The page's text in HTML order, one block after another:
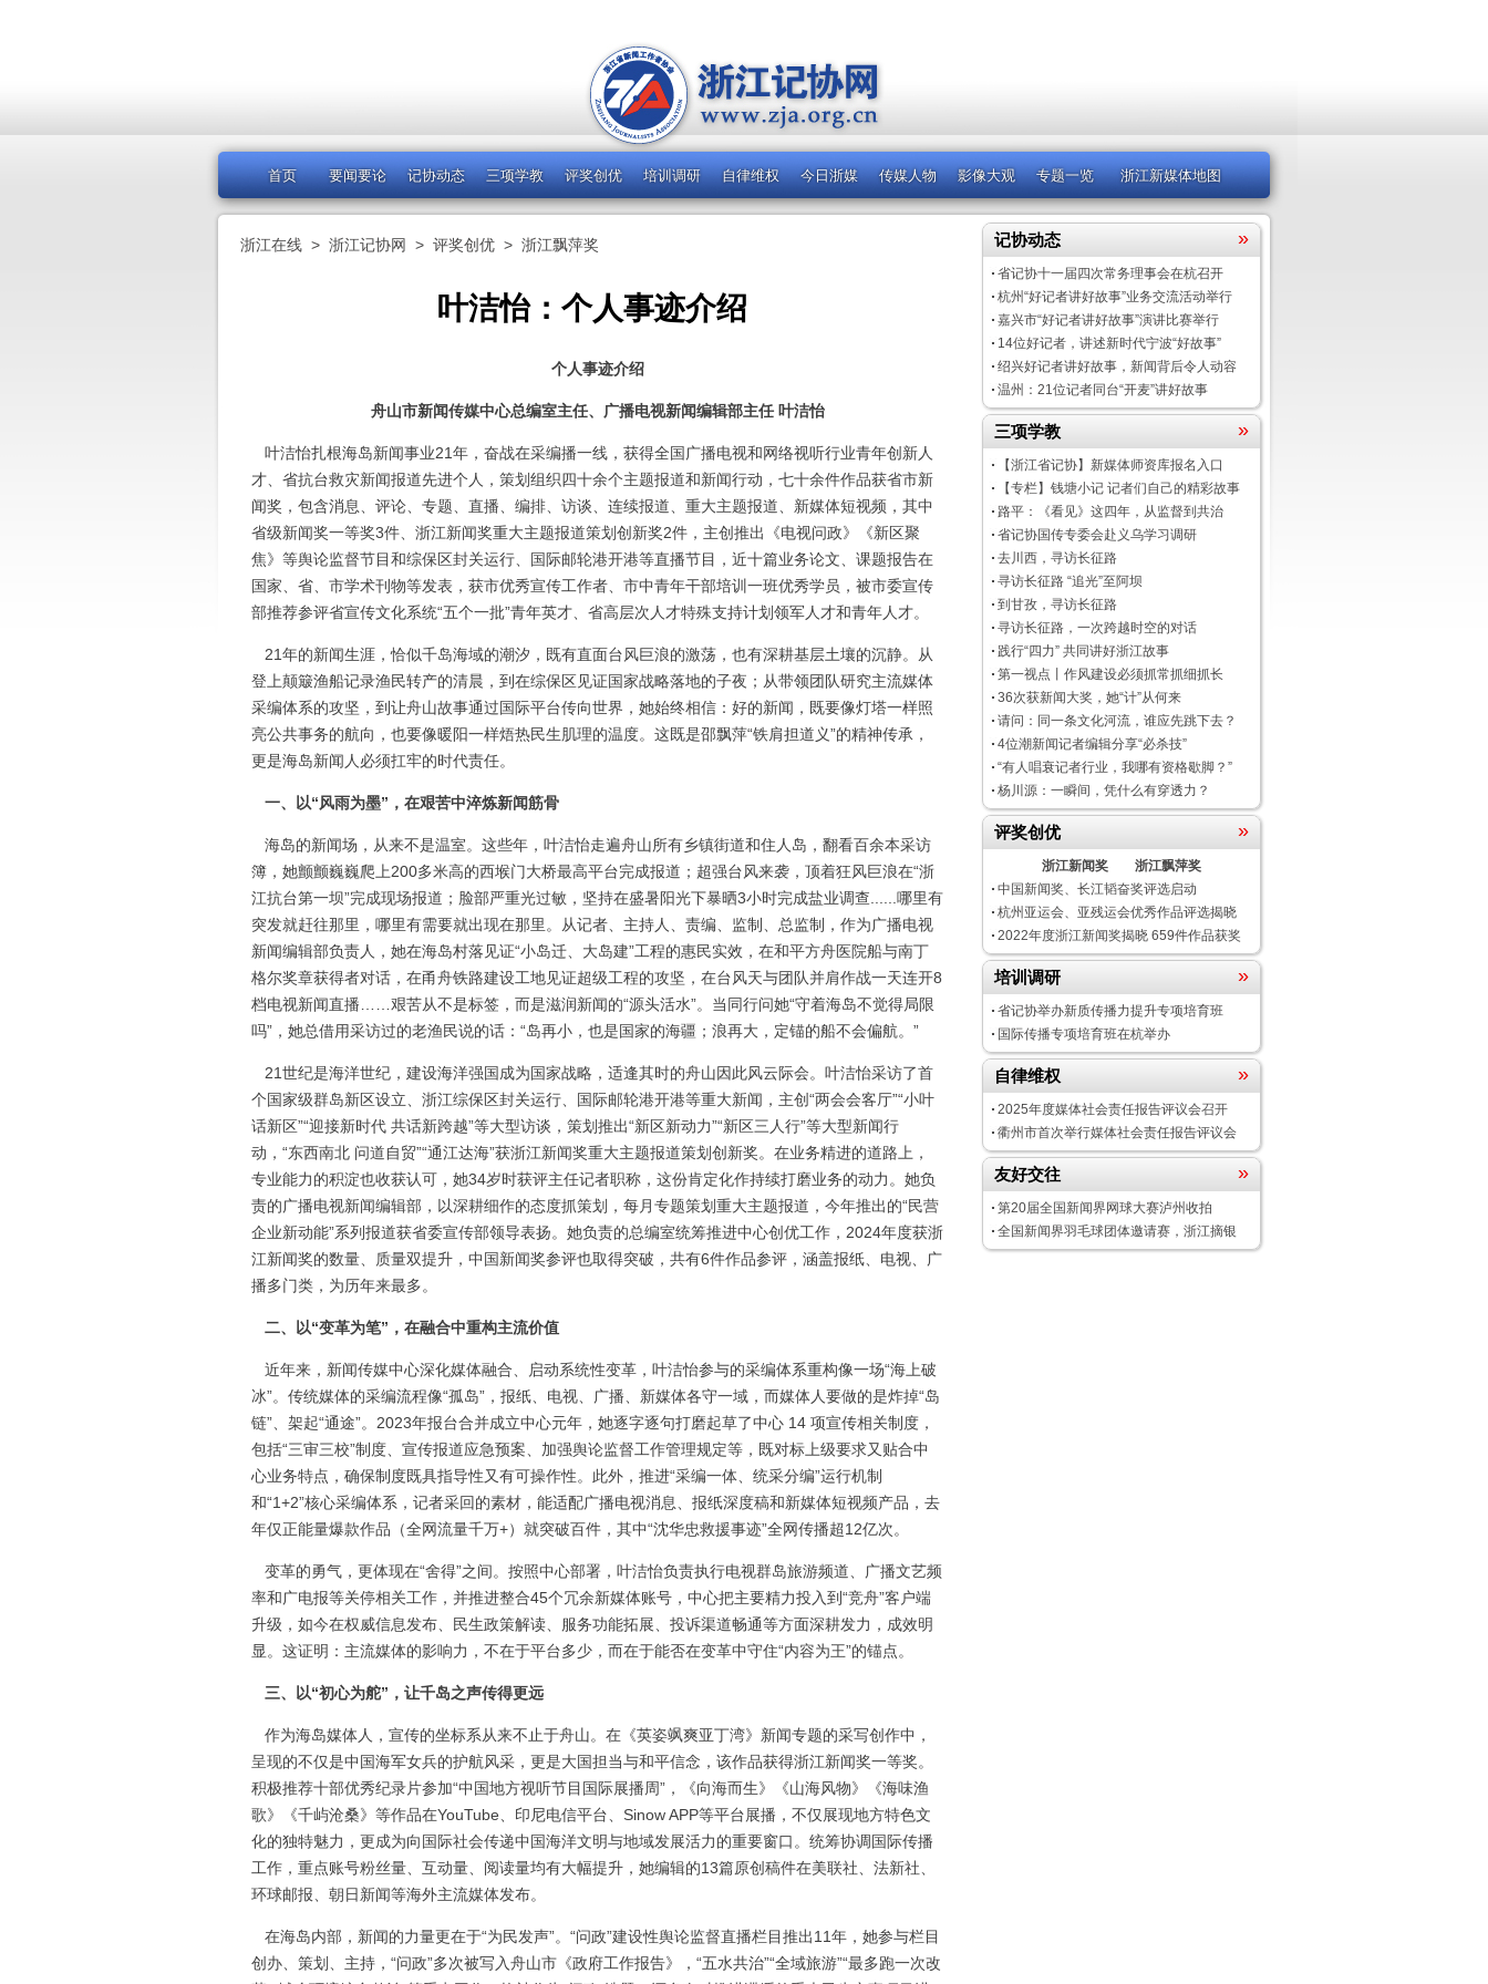
首页 要闻要论 记协动态 三项学教 评奖创优 培训调研 自律维权 今日浙媒 传媒人物 影像大观 专题一览 浙江新媒体地图
浙江在线 > 浙江记协网 > 评奖创优 > 浙江飘萍奖
叶洁怡：个人事迹介绍
个人事迹介绍
舟山市新闻传媒中心总编室主任、广播电视新闻编辑部主任 叶洁怡
叶洁怡扎根海岛新闻事业21年，奋战在采编播一线，获得全国广播电视和网络视听行业青年创新人
才、省抗台救灾新闻报道先进个人，策划组织四十余个主题报道和新闻行动，七十余件作品获省市新
闻奖，包含消息、评论、专题、直播、编排、访谈、连续报道、重大主题报道、新媒体短视频，其中
省级新闻奖一等奖3件、浙江新闻奖重大主题报道策划创新奖2件，主创推出《电视问政》《新区聚
焦》等舆论监督节目和综保区封关运行、国际邮轮港开港等直播节目，近十篇业务论文、课题报告在
国家、省、市学术刊物等发表，获市优秀宣传工作者、市中青年干部培训一班优秀学员，被市委宣传
部推荐参评省宣传文化系统“五个一批”青年英才、省高层次人才特殊支持计划领军人才和青年人才。
21年的新闻生涯，恰似千岛海域的潮汐，既有直面台风巨浪的激荡，也有深耕基层土壤的沉静。从
登上颠簸渔船记录渔民转产的清晨，到在综保区见证国家战略落地的子夜；从带领团队研究主流媒体
采编体系的攻坚，到让舟山故事通过国际平台传向世界，她始终相信：好的新闻，既要像灯塔一样照
亮公共事务的航向，也要像暖阳一样焐热民生肌理的温度。这既是邵飘萍“铁肩担道义”的精神传承，
更是海岛新闻人必须扛牢的时代责任。
一、以“风雨为墨”，在艰苦中淬炼新闻筋骨
海岛的新闻场，从来不是温室。这些年，叶洁怡走遍舟山所有乡镇街道和住人岛，翻看百余本采访
簿，她颤颤巍巍爬上200多米高的西堠门大桥最高平台完成报道；超强台风来袭，顶着狂风巨浪在“浙
江抗台第一坝”完成现场报道；脸部严重光过敏，坚持在盛暑阳光下暴晒3小时完成盐业调查......哪里有
突发就赶往那里，哪里有需要就出现在那里。从记者、主持人、责编、监制、总监制，作为广播电视
新闻编辑部负责人，她在海岛村落见证“小岛迁、大岛建”工程的惠民实效，在和平方舟医院船与南丁
格尔奖章获得者对话，在甬舟铁路建设工地见证超级工程的攻坚，在台风天与团队并肩作战一天连开8
档电视新闻直播……艰苦从不是标签，而是滋润新闻的“源头活水”。当同行问她“守着海岛不觉得局限
吗”，她总借用采访过的老渔民说的话：“岛再小，也是国家的海疆；浪再大，定锚的船不会偏航。”
21世纪是海洋世纪，建设海洋强国成为国家战略，适逢其时的舟山因此风云际会。叶洁怡采访了首
个国家级群岛新区设立、浙江综保区封关运行、国际邮轮港开港等重大新闻，主创“两会会客厅”“小叶
话新区”“迎接新时代 共话新跨越”等大型访谈，策划推出“新区新动力”“新区三人行”等大型新闻行
动，“东西南北 问道自贸”“通江达海”获浙江新闻奖重大主题报道策划创新奖。在业务精进的道路上，
专业能力的积淀也收获认可，她34岁时获评主任记者职称，这份肯定化作持续打磨业务的动力。她负
责的广播电视新闻编辑部，以深耕细作的态度抓策划，每月专题策划重大主题报道，今年推出的“民营
企业新动能”系列报道获省委宣传部领导表扬。她负责的总编室统筹推进中心创优工作，2024年度获浙
江新闻奖的数量、质量双提升，中国新闻奖参评也取得突破，共有6件作品参评，涵盖报纸、电视、广
播多门类，为历年来最多。
二、以“变革为笔”，在融合中重构主流价值
近年来，新闻传媒中心深化媒体融合、启动系统性变革，叶洁怡参与的采编体系重构像一场“海上破
冰”。传统媒体的采编流程像“孤岛”，报纸、电视、广播、新媒体各守一域，而媒体人要做的是炸掉“岛
链”、架起“通途”。2023年报台合并成立中心元年，她逐字逐句打磨起草了中心 14 项宣传相关制度，
包括“三审三校”制度、宣传报道应急预案、加强舆论监督工作管理规定等，既对标上级要求又贴合中
心业务特点，确保制度既具指导性又有可操作性。此外，推进“采编一体、统采分编”运行机制
和“1+2”核心采编体系，记者采回的素材，能适配广播电视消息、报纸深度稿和新媒体短视频产品，去
年仅正能量爆款作品（全网流量千万+）就突破百件，其中“沈华忠救援事迹”全网传播超12亿次。
变革的勇气，更体现在“舍得”之间。按照中心部署，叶洁怡负责执行电视群岛旅游频道、广播文艺频
率和广电报等关停相关工作，并推进整合45个冗余新媒体账号，中心把主要精力投入到“竞舟”客户端
升级，如今在权威信息发布、民生政策解读、服务功能拓展、投诉渠道畅通等方面深耕发力，成效明
显。这证明：主流媒体的影响力，不在于平台多少，而在于能否在变革中守住“内容为王”的锚点。
三、以“初心为舵”，让千岛之声传得更远
作为海岛媒体人，宣传的坐标系从来不止于舟山。在《英姿飒爽亚丁湾》新闻专题的采写创作中，
呈现的不仅是中国海军女兵的护航风采，更是大国担当与和平信念，该作品获得浙江新闻奖一等奖。
积极推荐十部优秀纪录片参加“中国地方视听节目国际展播周”，《向海而生》《山海风物》《海味渔
歌》《千屿沧桑》等作品在YouTube、印尼电信平台、Sinow APP等平台展播，不仅展现地方特色文
化的独特魅力，更成为向国际社会传递中国海洋文明与地域发展活力的重要窗口。统筹协调国际传播
工作，重点账号粉丝量、互动量、阅读量均有大幅提升，她编辑的13篇原创稿件在美联社、法新社、
环球邮报、朝日新闻等海外主流媒体发布。
在海岛内部，新闻的力量更在于“为民发声”。“问政”建设性舆论监督直播栏目推出11年，她参与栏目
创办、策划、主持，“问政”多次被写入舟山市《政府工作报告》，“五水共治”“全域旅游”“最多跑一次改
记协动态 »
省记协十一届四次常务理事会在杭召开
杭州“好记者讲好故事”业务交流活动举行
嘉兴市“好记者讲好故事”演讲比赛举行
14位好记者，讲述新时代宁波“好故事”
绍兴好记者讲好故事，新闻背后令人动容
温州：21位记者同台“开麦”讲好故事
三项学教 »
【浙江省记协】新媒体师资库报名入口
【专栏】钱塘小记 记者们自己的精彩故事
路平：《看见》这四年，从监督到共治
省记协国传专委会赴义乌学习调研
去川西，寻访长征路
寻访长征路 “追光”至阿坝
到甘孜，寻访长征路
寻访长征路，一次跨越时空的对话
践行“四力” 共同讲好浙江故事
第一视点丨作风建设必须抓常抓细抓长
36次获新闻大奖，她“计”从何来
请问：同一条文化河流，谁应先跳下去？
4位潮新闻记者编辑分享“必杀技”
“有人唱衰记者行业，我哪有资格歇脚？”
杨川源：一瞬间，凭什么有穿透力？
评奖创优 »
浙江新闻奖
浙江飘萍奖
中国新闻奖、长江韬奋奖评选启动
杭州亚运会、亚残运会优秀作品评选揭晓
2022年度浙江新闻奖揭晓 659件作品获奖
培训调研 »
省记协举办新质传播力提升专项培育班
国际传播专项培育班在杭举办
自律维权 »
2025年度媒体社会责任报告评议会召开
衢州市首次举行媒体社会责任报告评议会
友好交往 »
第20届全国新闻界网球大赛泸州收拍
全国新闻界羽毛球团体邀请赛，浙江摘银